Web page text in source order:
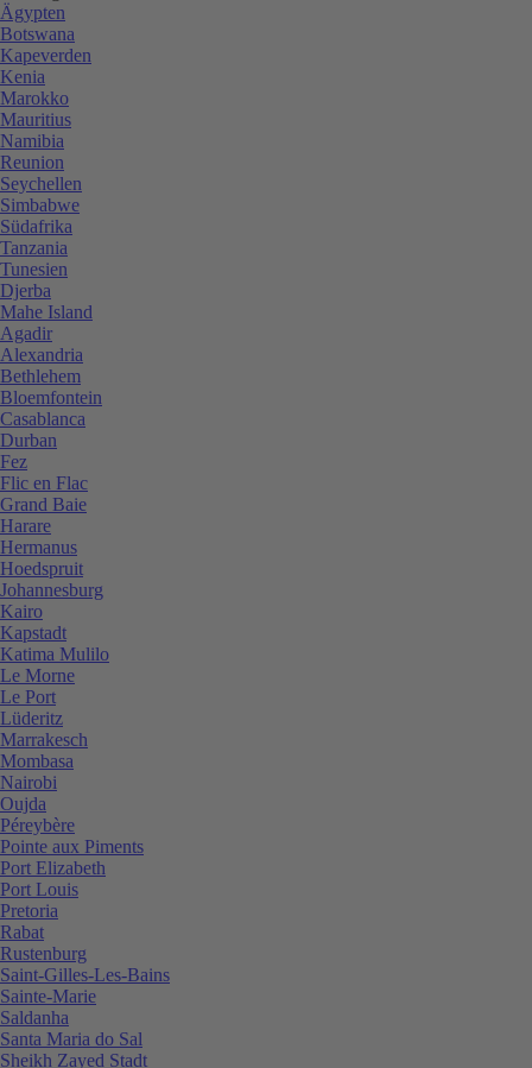
Ägypten
Botswana
Kapeverden
Kenia
Marokko
Mauritius
Namibia
Reunion
Seychellen
Simbabwe
Südafrika
Tanzania
Tunesien
Djerba
Mahe Island
Agadir
Alexandria
Bethlehem
Bloemfontein
Casablanca
Durban
Fez
Flic en Flac
Grand Baie
Harare
Hermanus
Hoedspruit
Johannesburg
Kairo
Kapstadt
Katima Mulilo
Le Morne
Le Port
Lüderitz
Marrakesch
Mombasa
Nairobi
Oujda
Péreybère
Pointe aux Piments
Port Elizabeth
Port Louis
Pretoria
Rabat
Rustenburg
Saint-Gilles-Les-Bains
Sainte-Marie
Saldanha
Santa Maria do Sal
Sheikh Zayed Stadt